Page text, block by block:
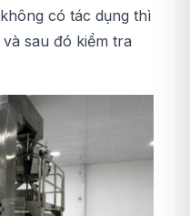
có tác dụng thì
sau đó kiểm tra